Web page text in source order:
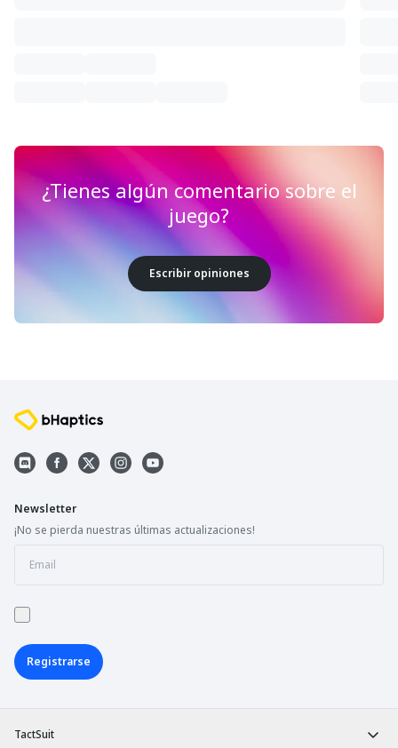
¿Tienes algún comentario sobre el
juego?
Escribir opiniones
TactSuit
Newsletter
¡No se pierda nuestras últimas actualizaciones!
Registrarse